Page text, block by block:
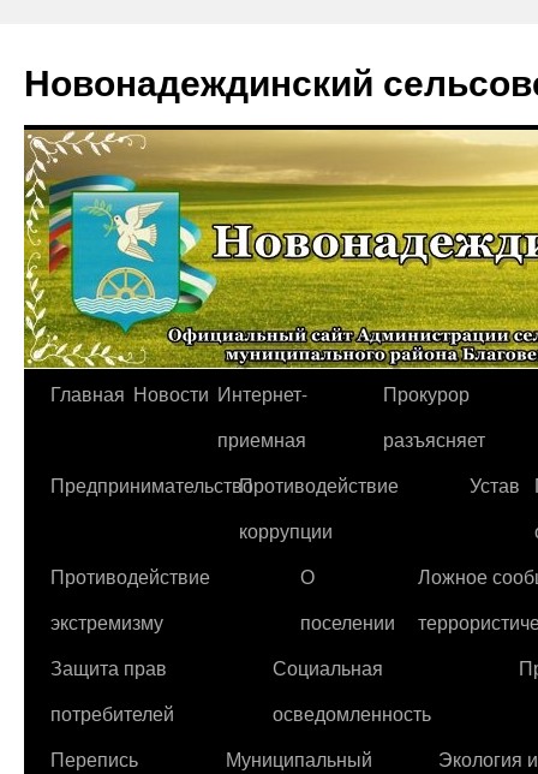
Новонадеждинский
Перейти
содержимому
Главная Новости Интернет-
приемная
Прокурор
разъясняет
ПредпринимательствоПротиводействие
коррупции
Устав
Противодействие
экстремизму
О
поселении
Ложное
Защита прав
потребителей
Социальная
осведомленность
Перепись
Муниципальный
Экология